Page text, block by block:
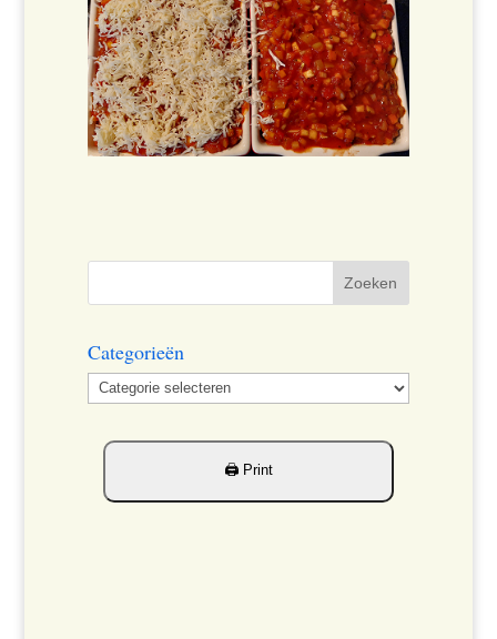
Categorieën
Categorieën